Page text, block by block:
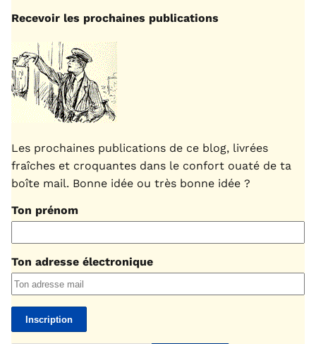
Recevoir les prochaines publications
Les prochaines publications de ce blog, livrées
fraîches et croquantes dans le confort ouaté de ta
boîte mail. Bonne idée ou très bonne idée ?
Ton prénom
Ton adresse électronique